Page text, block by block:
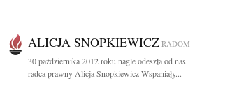
ALICJA SNOPKIEWICZ RADOM
30 października 2012 roku nagle odeszła od nas
radca prawny Alicja Snopkiewicz Wspaniały...